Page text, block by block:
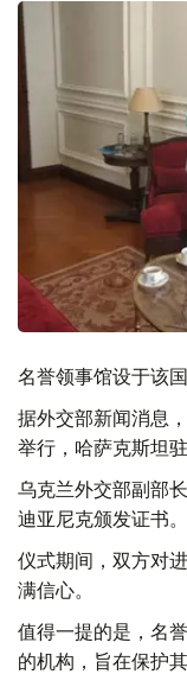
名誉领事馆设于该
据外交部新闻消息
举行，哈萨克斯坦
乌克兰外交部副部
迪亚尼克颁发证书。
仪式期间，双方对
满信心。
值得一提的是，名
的机构，旨在保护